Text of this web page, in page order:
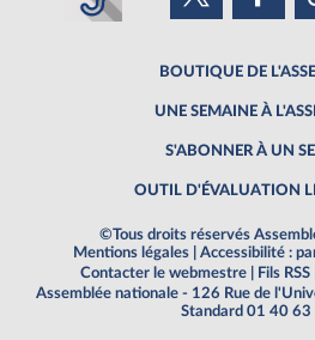
BOUTIQUE DE
UNE SEMAINE À
S'ABONNER À UN
OUTIL D'ÉVALUATION
©Tous droits réservés
Mentions légales
Accessibilité :
Contacter le webmestre
Fils RSS
Assemblée nationale - 126 Rue de
Standard 01 40 63